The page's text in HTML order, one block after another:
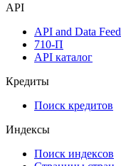
API
API and Data Feed
710-П
API каталог
Кредиты
Поиск кредитов
Индексы
Поиск индексов